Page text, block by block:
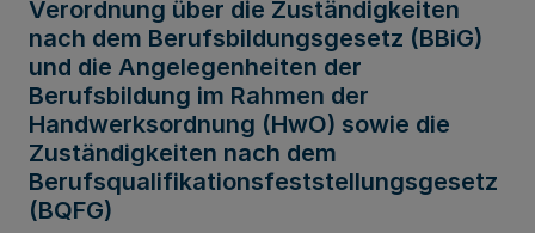
Verordnung über die Zuständigkeiten
nach dem Berufsbildungsgesetz (BBiG)
und die Angelegenheiten der
Berufsbildung im Rahmen der
Handwerksordnung (HwO) sowie die
Zuständigkeiten nach dem
Berufsqualifikationsfeststellungsgesetz
(BQFG)